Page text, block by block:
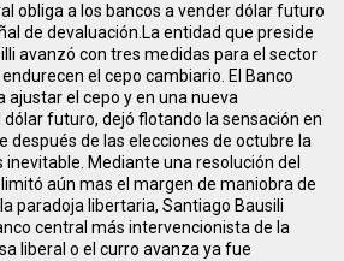
obliga a los bancos a vender dólar futuro
de devaluación.La entidad que preside
avanzó con tres medidas para el sector
el cepo cambiario. El Banco
ajustar el cepo y en una nueva
futuro, dejó flotando la sensación en
después de las elecciones de octubre la
inevitable. Mediante una resolución del
aún mas el margen de maniobra de
la paradoja libertaria, Santiago Bausili
central más intervencionista de la
liberal o el curro avanza ya fue